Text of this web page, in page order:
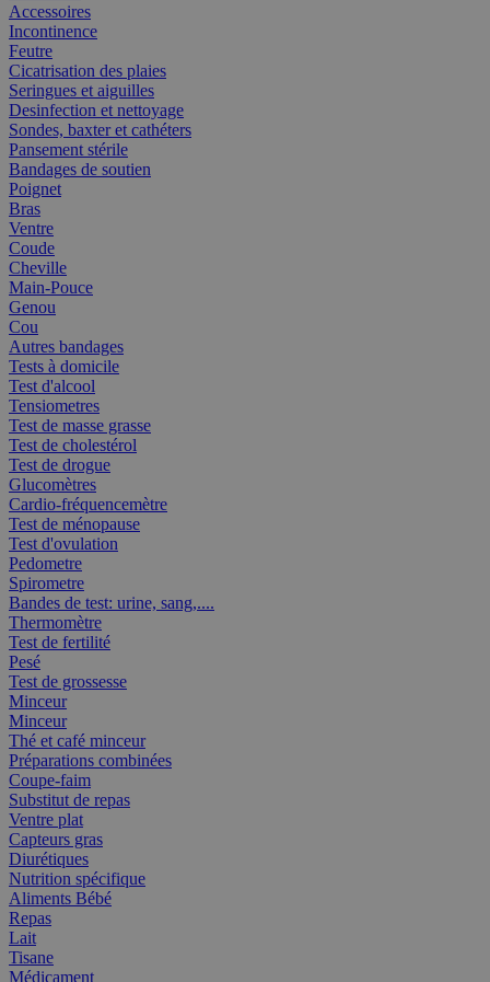
Accessoires
Incontinence
Feutre
Cicatrisation des plaies
Seringues et aiguilles
Desinfection et nettoyage
Sondes, baxter et cathéters
Pansement stérile
Bandages de soutien
Poignet
Bras
Ventre
Coude
Cheville
Main-Pouce
Genou
Cou
Autres bandages
Tests à domicile
Test d'alcool
Tensiometres
Test de masse grasse
Test de cholestérol
Test de drogue
Glucomètres
Cardio-fréquencemètre
Test de ménopause
Test d'ovulation
Pedometre
Spirometre
Bandes de test: urine, sang,....
Thermomètre
Test de fertilité
Pesé
Test de grossesse
Minceur
Minceur
Thé et café minceur
Préparations combinées
Coupe-faim
Substitut de repas
Ventre plat
Capteurs gras
Diurétiques
Nutrition spécifique
Aliments Bébé
Repas
Lait
Tisane
Médicament